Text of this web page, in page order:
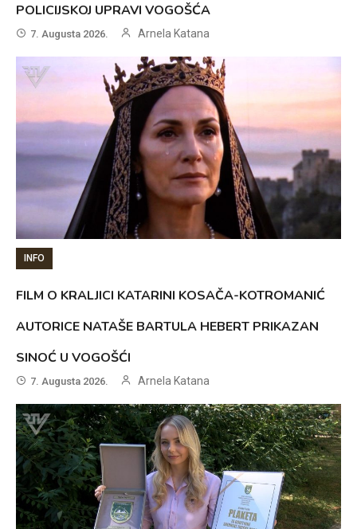
POLICIJSKOJ UPRAVI VOGOŠĆA
7. Augusta 2026. Arnela Katana
INFO
FILM O KRALJICI KATARINI KOSAČA-KOTROMANIĆ
AUTORICE NATAŠE BARTULA HEBERT PRIKAZAN
SINOĆ U VOGOŠĆI
7. Augusta 2026. Arnela Katana